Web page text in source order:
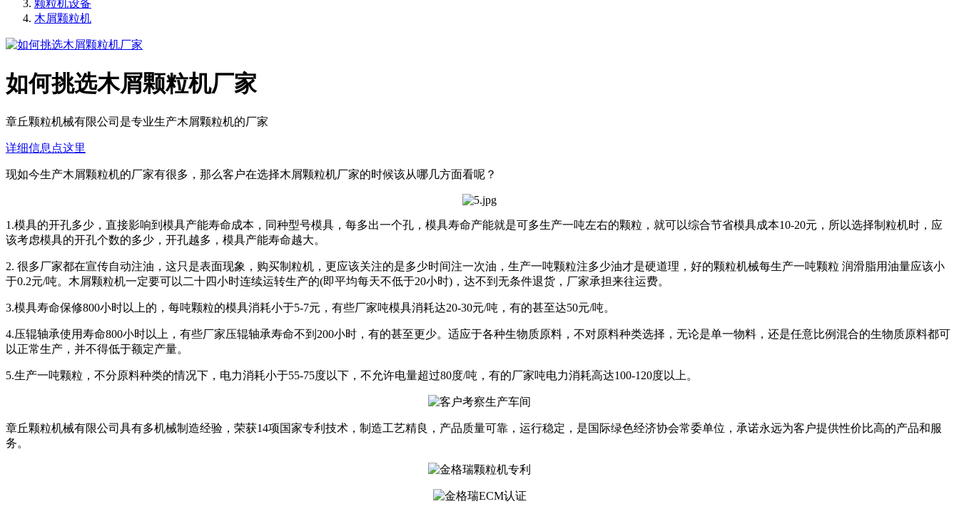
颗粒机设备
木屑颗粒机
如何挑选木屑颗粒机厂家
章丘颗粒机械有限公司是专业生产木屑颗粒机的厂家
详细信息点这里
现如今生产木屑颗粒机的厂家有很多，那么客户在选择木屑颗粒机厂家的时候该从哪几方面看呢？
1.模具的开孔多少，直接影响到模具产能寿命成本，同种型号模具，每多出一个孔，模具寿命产能就是可多生产一吨左右的颗粒，就可以综合节省模具成本10-20元，所以选择制粒机时，应
该考虑模具的开孔个数的多少，开孔越多，模具产能寿命越大。
2. 很多厂家都在宣传自动注油，这只是表面现象，购买制粒机，更应该关注的是多少时间注一次油，生产一吨颗粒注多少油才是硬道理，好的颗粒机械每生产一吨颗粒 润滑脂用油量应该小
于0.2元/吨。木屑颗粒机一定要可以二十四小时连续运转生产的(即平均每天不低于20小时)，达不到无条件退货，厂家承担来往运费。
3.模具寿命保修800小时以上的，每吨颗粒的模具消耗小于5-7元，有些厂家吨模具消耗达20-30元/吨，有的甚至达50元/吨。
4.压辊轴承使用寿命800小时以上，有些厂家压辊轴承寿命不到200小时，有的甚至更少。适应于各种生物质原料，不对原料种类选择，无论是单一物料，还是任意比例混合的生物质原料都可
以正常生产，并不得低于额定产量。
5.生产一吨颗粒，不分原料种类的情况下，电力消耗小于55-75度以下，不允许电量超过80度/吨，有的厂家吨电力消耗高达100-120度以上。
章丘颗粒机械有限公司具有多机械制造经验，荣获14项国家专利技术，制造工艺精良，产品质量可靠，运行稳定，是国际绿色经济协会常委单位，承诺永远为客户提供性价比高的产品和服
务。